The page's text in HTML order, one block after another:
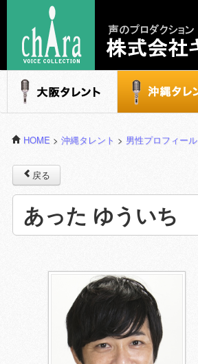
声のプロダクション - 株式会社キャラ
大阪タレント 沖縄タレント
HOME > 沖縄タレント > 男性プロフィール
戻る
あった ゆういち